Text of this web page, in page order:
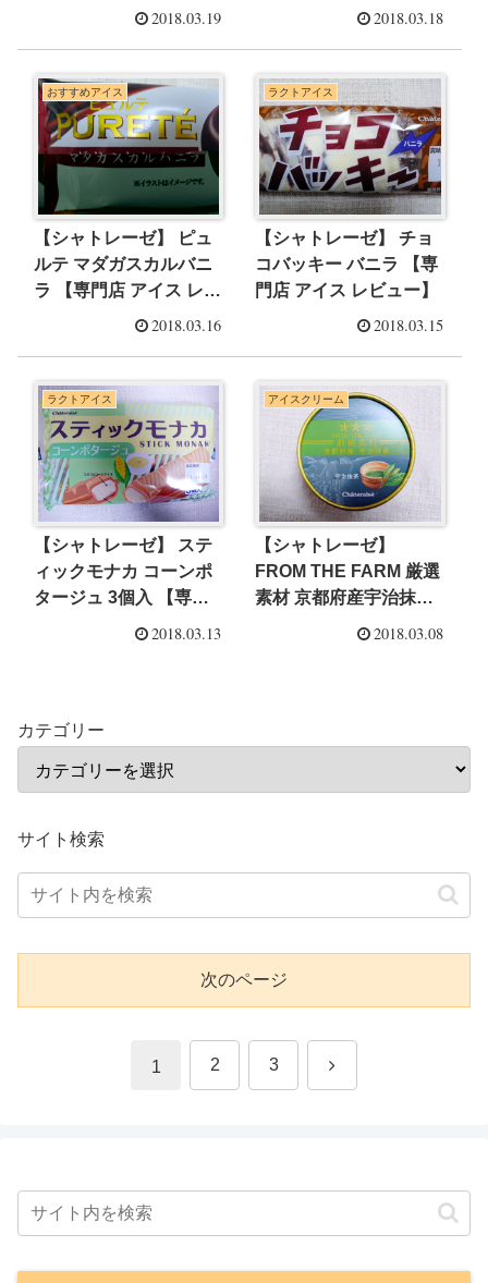
2018.03.19 2018.03.18
おすすめアイス
【シャトレーゼ】 ピュ
ルテ マダガスカルバニ
ラ 【専門店 アイス レビ
2018.03.16
ラクトアイス
【シャトレーゼ】 チョ
コバッキー バニラ 【専
門店 アイス レビュー】
2018.03.15
ラクトアイス
【シャトレーゼ】 ステ
ィックモナカ コーンポ
タージュ 3個入 【専門
店 アイス レビュー】
2018.03.13
アイスクリーム
【シャトレーゼ】
FROM THE FARM 厳選
素材 京都府産宇治抹茶
【専門店 アイス レビュ
2018.03.08
カテゴリー
サイト検索
次のページ
1 2 3 次